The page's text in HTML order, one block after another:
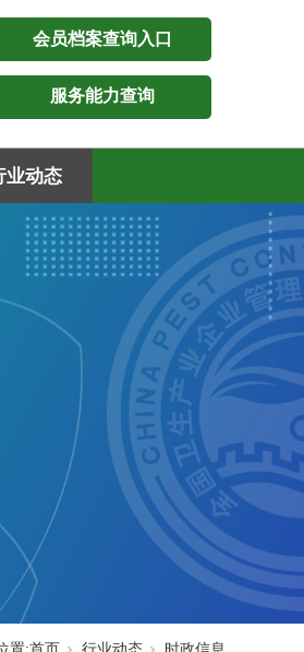
服务能力查询
会员档案查询入口
业动态